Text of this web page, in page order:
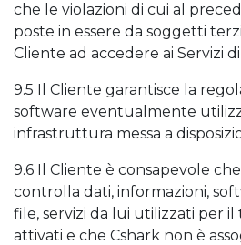
che le violazioni di cui al
poste in essere da soggetti
Cliente ad accedere ai Servizi
9.5 Il Cliente garantisce la
software eventualmente
infrastruttura messa a
9.6 Il Cliente è consapevole
controlla dati, informazioni,
file, servizi da lui utilizzati per il
attivati e che Cshark non è